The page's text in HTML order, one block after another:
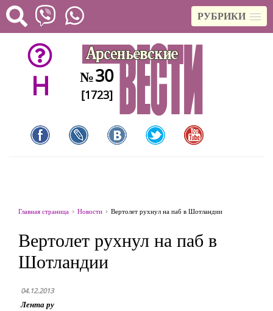
РУБРИКИ
H №30
[1723]
Главная страница Новости Вертолет рухнул на паб в Шотландии
Вертолет рухнул на паб в
Шотландии
04.12.2013
Лента ру